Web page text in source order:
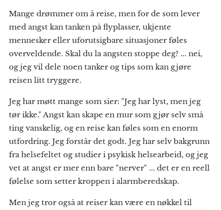
Mange drømmer om å reise, men for de som lever
med angst kan tanken på flyplasser, ukjente
mennesker eller uforutsigbare situasjoner føles
overveldende. Skal du la angsten stoppe deg? ... nei,
og jeg vil dele noen tanker og tips som kan gjøre
reisen litt tryggere.
Jeg har møtt mange som sier: "Jeg har lyst, men jeg
tør ikke." Angst kan skape en mur som gjør selv små
ting vanskelig, og en reise kan føles som en enorm
utfordring. Jeg forstår det godt. Jeg har selv bakgrunn
fra helsefeltet og studier i psykisk helsearbeid, og jeg
vet at angst er mer enn bare "nerver" ... det er en reell
følelse som setter kroppen i alarmberedskap.
Men jeg tror også at reiser kan være en nøkkel til